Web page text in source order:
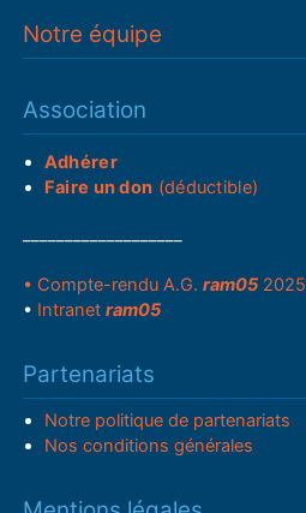
Notre équipe
Association
Adhérer
Faire un don (déductible)
• Compte-rendu A.G.ram05 2025
• Intranetram05
Partenariats
Notre politique de partenariats
Nos conditions générales